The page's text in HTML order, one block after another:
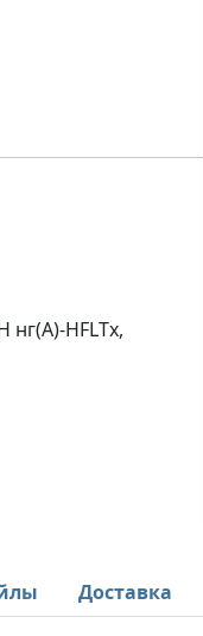
нг(A)-HFLTx,
Доставка